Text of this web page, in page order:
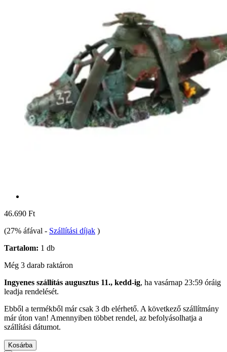
46.690 Ft
(27% áfával - Szállítási díjak )
Tartalom: 1 db
Még 3 darab raktáron
Ingyenes szállítás augusztus 11., kedd-ig, ha vasárnap 23:59 óráig
leadja rendelését.
Ebből a termékből már csak 3 db elérhető. A következő szállítmány
már úton van! Amennyiben többet rendel, az befolyásolhatja a
szállítási dátumot.
Kosárba